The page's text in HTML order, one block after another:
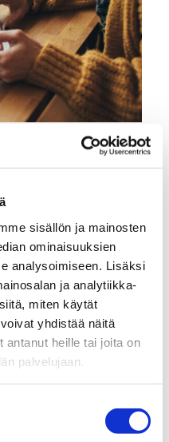
sisällön ja mainosten
ominaisuuksien
analysoimiseen. Lisäksi
ja analytiikka-
miten käytät
yhdistää näitä
antanut heille tai joita on
palvelujaan.
ja